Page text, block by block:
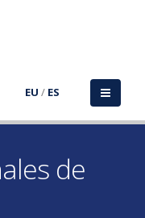
EU / ES
de